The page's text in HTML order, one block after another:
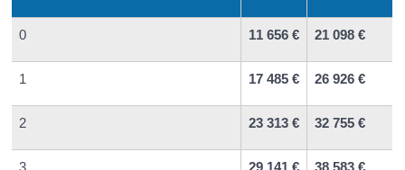
0 11 656 € 21 098 €
1 17 485 € 26 926 €
2 23 313 € 32 755 €